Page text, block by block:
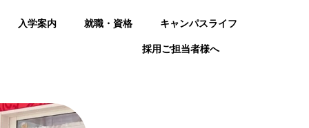
入学案内 就職・資格 キャンパスライフ
採用ご担当者様へ